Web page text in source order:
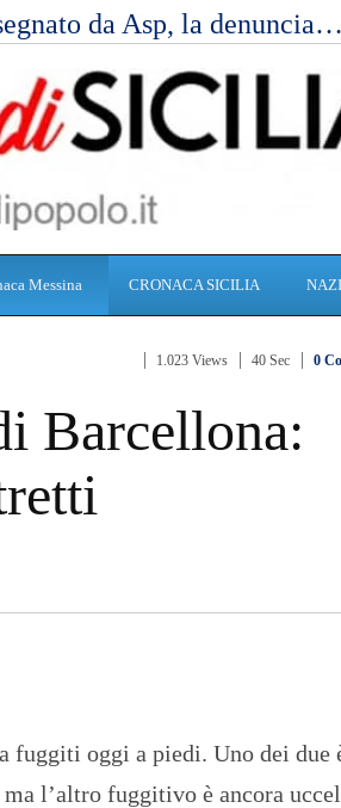
da Asp, la denuncia…
Messina CRONACA SICILIA
1.023 Views 40 Sec 0
Barcellona:
fuggiti oggi a piedi. Uno dei due
l’altro fuggitivo è ancora